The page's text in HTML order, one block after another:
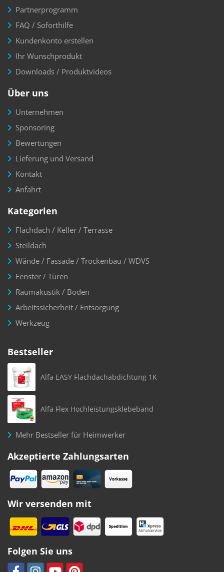
Partnerprogramm
FAQ / Soforthilfe
Kundenkonto erstellen
Ihr Wunschprodukt
Downloads / Produktvideos
Über uns
Unternehmen
Sponsoring
Bewertungen
Lieferung und Versand
Kontakt
Anfahrt
Kategorien
Flachdach / Keller / Terrasse
Steildach
Wände / Fassade / Trockenbau / WDVS
Fenster / Türen
Raumakustik / Boden
Arbeitssicherheit / Entsorgung
Werkzeug
Bestseller
Alfa EASY Flachdachabdichtung 1K
Alfa Flex Hochleistungsklebeband
Mehr Bestseller für Heimwerker
Akzeptierte Zahlungsarten
Wir versenden mit
Folgen Sie uns